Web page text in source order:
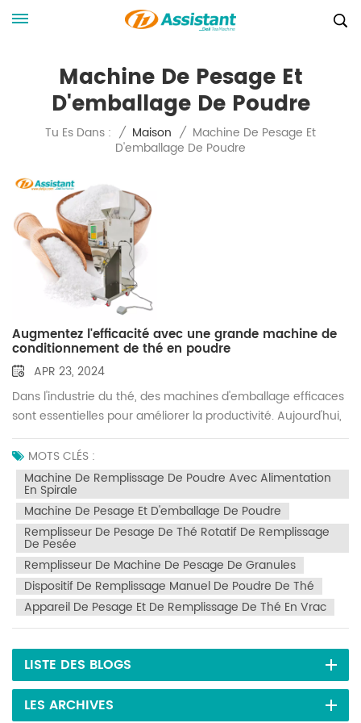
Machine De Pesage Et
D'emballage De Poudre
Tu Es Dans : / Maison / Machine De Pesage Et
D'emballage De Poudre
Augmentez l'efficacité avec une grande machine de
conditionnement de thé en poudre
APR 23, 2024
Dans l'industrie du thé, des machines d'emballage efficaces
sont essentielles pour améliorer la productivité. Aujourd'hui,
nous présentons une grande machine de conditionnement
de thé en poudre qui pèse avec précision 10 à 999
grammes de thé et automatise le processus de
remplissage. Cette machine utilise une technologie de
remplissage par pesée rotative, garantissant des mesures
précises et fiables pour divers granules de thé. Cette
machine d'emballage bénéficie d'une automatisation
élevée et d'un fonctionnement convivial. Définissez
simplement la plage de poids souhaitée et la machine
gérera automatiquement les tâches de pesée et de
remplissage. De plus, il offre des vitesses d’emballage
rapides, améliorant considérablement l’efficacité de la
production. En plus de son efficacité et de ses capacités de
pesage précises, cette machine présente une conception
compacte, occupant un minimum d'espace au sol et
MOTS CLÉS :
Machine De Remplissage De Poudre Avec Alimentation
En Spirale
Machine De Pesage Et D'emballage De Poudre
Remplisseur De Pesage De Thé Rotatif De Remplissage
De Pesée
Remplisseur De Machine De Pesage De Granules
Dispositif De Remplissage Manuel De Poudre De Thé
Appareil De Pesage Et De Remplissage De Thé En Vrac
LISTE DES BLOGS
LES ARCHIVES